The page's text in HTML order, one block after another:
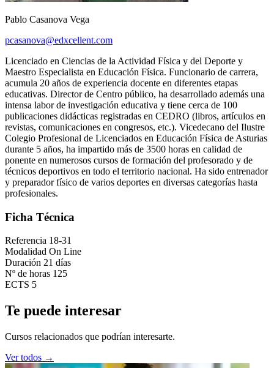
Pablo Casanova Vega
pcasanova@edxcellent.com
Licenciado en Ciencias de la Actividad Física y del Deporte y
Maestro Especialista en Educación Física. Funcionario de carrera,
acumula 20 años de experiencia docente en diferentes etapas
educativas. Director de Centro público, ha desarrollado además una
intensa labor de investigación educativa y tiene cerca de 100
publicaciones didácticas registradas en CEDRO (libros, artículos en
revistas, comunicaciones en congresos, etc.). Vicedecano del Ilustre
Colegio Profesional de Licenciados en Educación Física de Asturias
durante 5 años, ha impartido más de 3500 horas en calidad de
ponente en numerosos cursos de formación del profesorado y de
técnicos deportivos en todo el territorio nacional. Ha sido entrenador
y preparador físico de varios deportes en diversas categorías hasta
profesionales.
Ficha Técnica
Referencia 18-31
Modalidad On Line
Duración 21 días
Nº de horas 125
ECTS 5
Te puede interesar
Cursos relacionados que podrían interesarte.
Ver todos →